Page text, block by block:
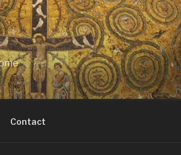
Contact